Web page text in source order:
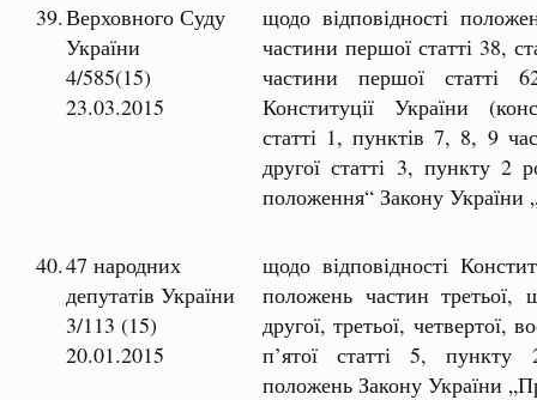
39.Верховного Суду
України
4/585(15)
23.03.2015
щодо відповідності
частини першої статті 38,
частини першої статті
Конституції України
статті 1, пунктів 7, 8, 9
другої статті 3, пункту 2
положення“ Закону
40.47 народних
депутатів України
3/113 (15)
20.01.2015
щодо відповідності
положень частин третьої,
другої, третьої, четвертої,
п’ятої статті 5, пункту
положень Закону України